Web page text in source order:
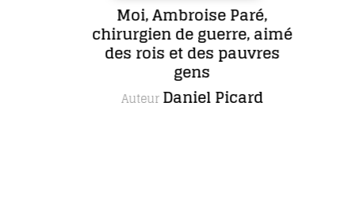
Moi, Ambroise Paré,
chirurgien de guerre, aimé
des rois et des pauvres
gens
AuteurDaniel Picard